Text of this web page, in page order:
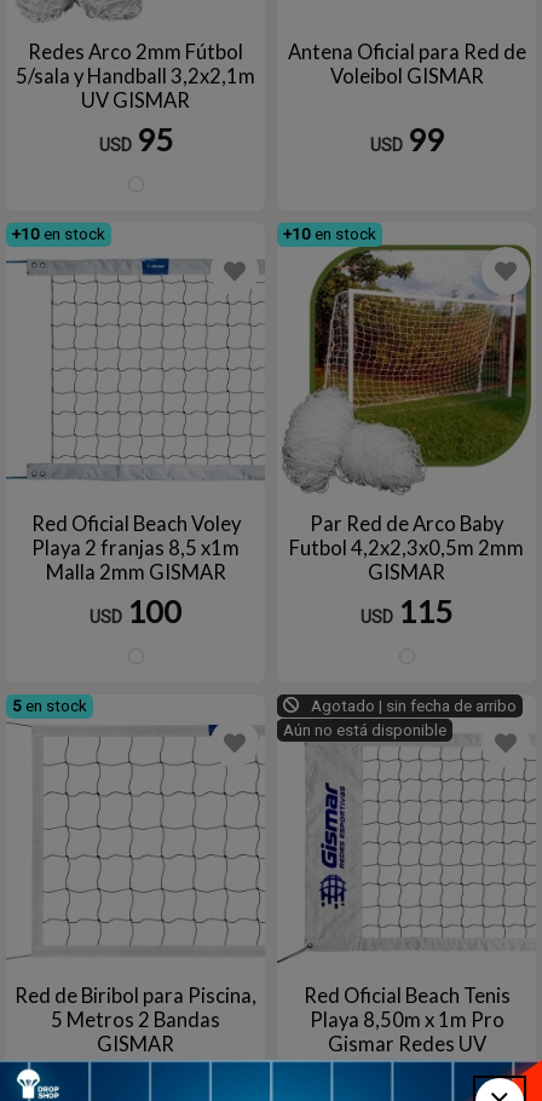
Redes Arco 2mm Fútbol
5/sala y Handball 3,2x2,1m
UV GISMAR
USD 95
Antena Oficial para Red de
Voleibol GISMAR
USD 99
+10 en stock
Red Oficial Beach Voley
Playa 2 franjas 8,5 x1m
Malla 2mm GISMAR
USD 100
+10 en stock
Par Red de Arco Baby
Futbol 4,2x2,3x0,5m 2mm
GISMAR
USD 115
5 en stock
Red de Biribol para Piscina,
5 Metros 2 Bandas
GISMAR
Agotado | sin fecha de arribo
Aún no está disponible
Red Oficial Beach Tenis
Playa 8,50m x 1m Pro
Gismar Redes UV